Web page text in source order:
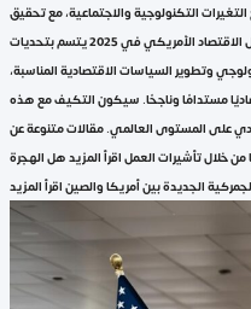
التكنولوجية والاجتماعية، مع تحقيق
تقدم ملموس في المجال البيئي. الخاتمة مستقبل الاقتصاد الأمريكي في 2025 يتسم بتحديات
وتطوير السياسات الاقتصادية المناسبة،
مستدامًا وناجحًا. سيكون التكيف مع هذه
على المستوى العالمي. مقالات متنوعة عن
خلال تأشيرات العمل اقرأ المزيد هل الهجرة
الجديدة بين أمريكا والصين اقرأ المزيد